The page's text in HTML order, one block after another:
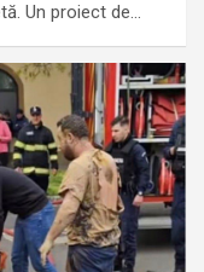
Un proiect de…